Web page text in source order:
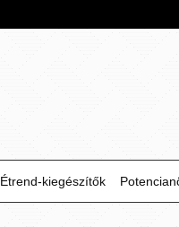
Étrend-kiegészítők